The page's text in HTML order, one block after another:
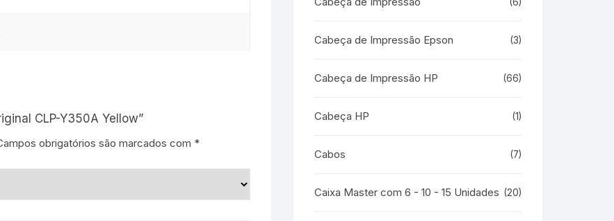
CLP-Y350A Yellow”
obrigatórios são marcados com *
Cabeça de Impressão Epson (3)
Cabeça de Impressão HP (66)
Cabeça HP (1)
Cabos (7)
Caixa Master com 6 - 10 - 15 Unidades (20)